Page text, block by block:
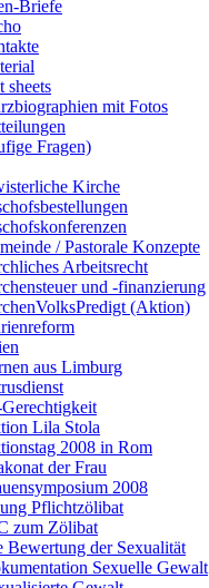
Briefe
sheets
mit Fotos
Fragen)
Kirche
/ Pastorale Konzepte
Arbeitsrecht
und -finanzierung
(Aktion)
aus Limburg
Lila Stola
2008 in Rom
der Frau
2008
Pflichtzölibat
zum Zölibat
Bewertung der Sexualität
Sexuelle Gewalt